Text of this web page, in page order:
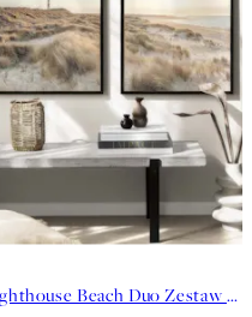
Lighthouse Beach Duo Zestaw plakatów